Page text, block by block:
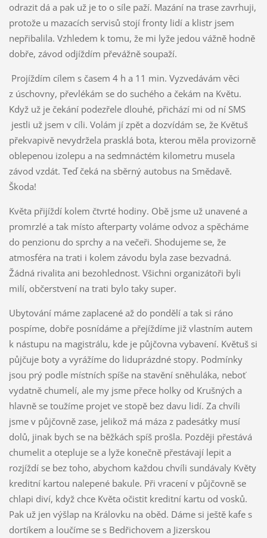
odrazit dá a pak už je to o síle paží. Mazání na trase zavrhuji,
protože u mazacích servisů stojí fronty lidí a klistr jsem
nepřibalila. Vzhledem k tomu, že mi lyže jedou vážně hodně
dobře, závod odjíždím převážně soupaží.
Projíždím cílem s časem 4 h a 11 min. Vyzvedávám věci
z úschovny, převlékám se do suchého a čekám na Květu.
Když už je čekání podezřele dlouhé, přichází mi od ní SMS
jestli už jsem v cíli. Volám jí zpět a dozvídám se, že Květuš
překvapivě nevydržela prasklá bota, kterou měla provizorně
oblepenou izolepu a na sedmnáctém kilometru musela
závod vzdát. Teď čeká na sběrný autobus na Smědavě.
Škoda!
Květa přijíždí kolem čtvrté hodiny. Obě jsme už unavené a
promrzlé a tak místo afterparty voláme odvoz a spěcháme
do penzionu do sprchy a na večeři. Shodujeme se, že
atmosféra na trati i kolem závodu byla zase bezvadná.
Žádná rivalita ani bezohlednost. Všichni organizátoři byli
milí, občerstvení na trati bylo taky super.
Ubytování máme zaplacené až do pondělí a tak si ráno
pospíme, dobře posnídáme a přejíždíme již vlastním autem
k nástupu na magistrálu, kde je půjčovna vybavení. Květuš si
půjčuje boty a vyrážíme do liduprázdné stopy. Podmínky
jsou prý podle místních spíše na stavění sněhuláka, neboť
vydatně chumelí, ale my jsme přece holky od Krušných a
hlavně se toužíme projet ve stopě bez davu lidí. Za chvíli
jsme v půjčovně zase, jelikož má máza z padesátky musí
dolů, jinak bych se na běžkách spíš prošla. Později přestává
chumelit a otepluje se a lyže konečně přestávají lepit a
rozjíždí se bez toho, abychom každou chvíli sundávaly Květy
kreditní kartou nalepené bakule. Při vracení v půjčovně se
chlapi diví, když chce Květa očistit kreditní kartu od vosků.
Pak už jen výšlap na Královku na oběd. Dáme si ještě kafe s
dortíkem a loučíme se s Bedřichovem a Jizerskou